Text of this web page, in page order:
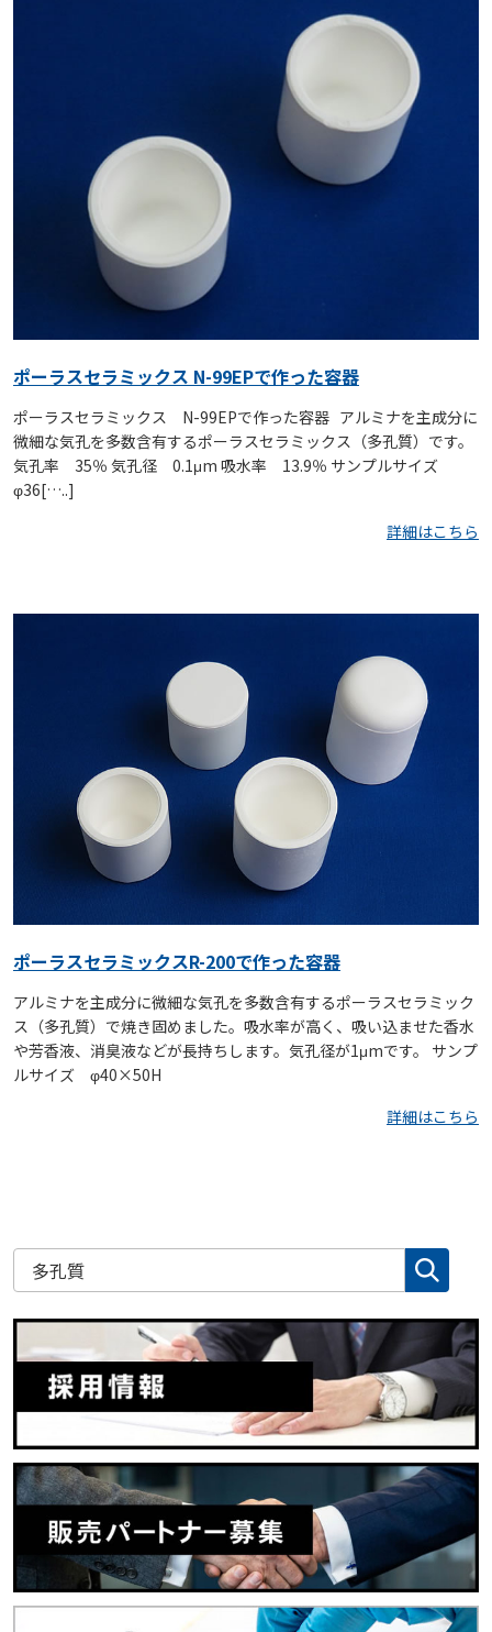
ポーラスセラミックス N-99EPで作った容器
ポーラスセラミックス N-99EPで作った容器 アルミナを主成分に
微細な気孔を多数含有するポーラスセラミックス（多孔質）です。
気孔率 35％ 気孔径 0.1μm 吸水率 13.9％ サンプルサイズ
φ36[…..]
詳細はこちら
ポーラスセラミックスR-200で作った容器
アルミナを主成分に微細な気孔を多数含有するポーラスセラミック
ス（多孔質）で焼き固めました。吸水率が高く、吸い込ませた香水
や芳香液、消臭液などが長持ちします。気孔径が1μmです。 サンプ
ルサイズ φ40×50H
詳細はこちら